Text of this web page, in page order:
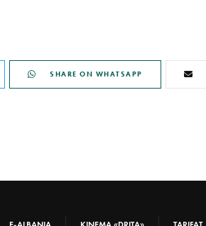
SHARE ON WHATSAPP
E-ALBANIA KINEMA «DRITA» TARIFAT